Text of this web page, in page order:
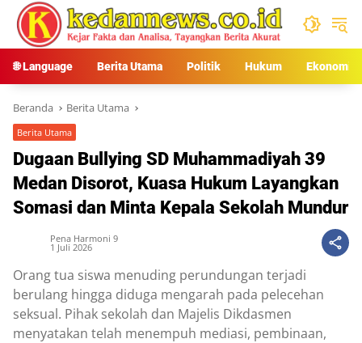
Langsung
konten
🌐 Language Berita Utama Politik Hukum Ekonomi
Beranda Berita Utama
Berita Utama
Dugaan Bullying SD Muhammadiyah 39
Medan Disorot, Kuasa Hukum Layangkan
Somasi dan Minta Kepala Sekolah Mundur
Pena Harmoni 9
1 Juli 2026
Orang tua siswa menuding perundungan terjadi
berulang hingga diduga mengarah pada pelecehan
seksual. Pihak sekolah dan Majelis Dikdasmen
menyatakan telah menempuh mediasi, pembinaan,